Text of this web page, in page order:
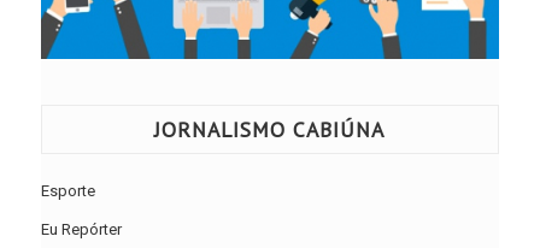
JORNALISMO CABIÚNA
Esporte
Eu Repórter